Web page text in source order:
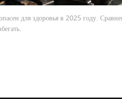
для здоровья в 2025 году.